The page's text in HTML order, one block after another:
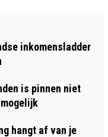
inkomensladder
is pinnen niet
hangt af van je